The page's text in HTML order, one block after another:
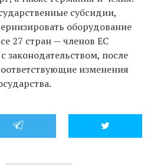
субсидии,
оборудование
27 стран — членов ЕС
законодательством, после
изменения